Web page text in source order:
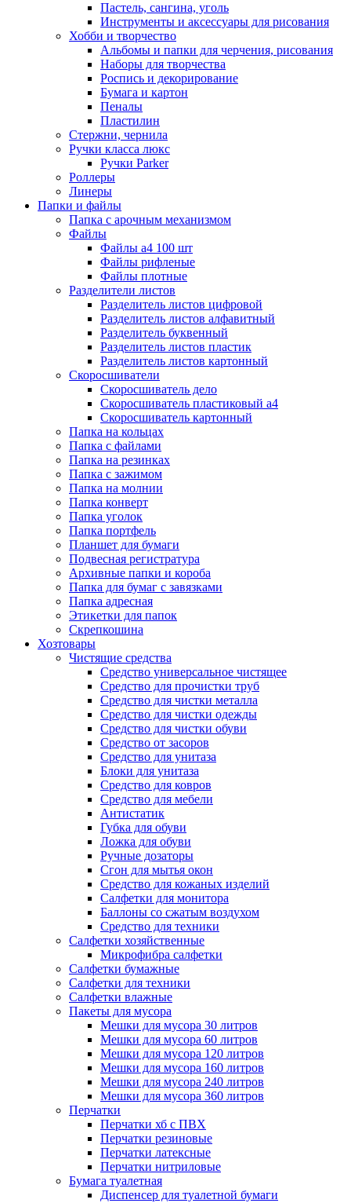
Пастель, сангина, уголь
Инструменты и аксессуары для рисования
Хобби и творчество
Альбомы и папки для черчения, рисования
Наборы для творчества
Роспись и декорирование
Бумага и картон
Пеналы
Пластилин
Стержни, чернила
Ручки класса люкс
Ручки Parker
Роллеры
Линеры
Папки и файлы
Папка с арочным механизмом
Файлы
Файлы а4 100 шт
Файлы рифленые
Файлы плотные
Разделители листов
Разделитель листов цифровой
Разделитель листов алфавитный
Разделитель буквенный
Разделитель листов пластик
Разделитель листов картонный
Скоросшиватели
Скоросшиватель дело
Скоросшиватель пластиковый а4
Скоросшиватель картонный
Папка на кольцах
Папка с файлами
Папка на резинках
Папка с зажимом
Папка на молнии
Папка конверт
Папка уголок
Папка портфель
Планшет для бумаги
Подвесная регистратура
Архивные папки и короба
Папка для бумаг с завязками
Папка адресная
Этикетки для папок
Скрепкошина
Хозтовары
Чистящие средства
Средство универсальное чистящее
Средство для прочистки труб
Средство для чистки металла
Средство для чистки одежды
Средство для чистки обуви
Средство от засоров
Средство для унитаза
Блоки для унитаза
Средство для ковров
Средство для мебели
Антистатик
Губка для обуви
Ложка для обуви
Ручные дозаторы
Сгон для мытья окон
Средство для кожаных изделий
Салфетки для монитора
Баллоны со сжатым воздухом
Средство для техники
Салфетки хозяйственные
Микрофибра салфетки
Салфетки бумажные
Салфетки для техники
Салфетки влажные
Пакеты для мусора
Мешки для мусора 30 литров
Мешки для мусора 60 литров
Мешки для мусора 120 литров
Мешки для мусора 160 литров
Мешки для мусора 240 литров
Мешки для мусора 360 литров
Перчатки
Перчатки хб с ПВХ
Перчатки резиновые
Перчатки латексные
Перчатки нитриловые
Бумага туалетная
Диспенсер для туалетной бумаги